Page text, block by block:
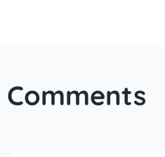
Comments